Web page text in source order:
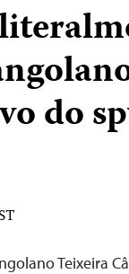
do
Teixeira